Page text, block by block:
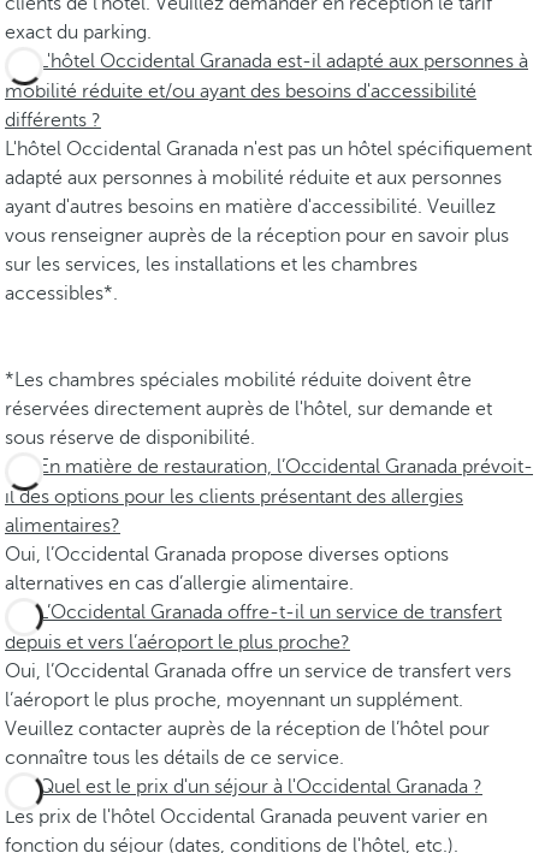
exact du parking.
L'hôtel Occidental Granada est-il adapté aux personnes à
mobilité réduite et/ou ayant des besoins d'accessibilité
différents ?
L'hôtel Occidental Granada n'est pas un hôtel spécifiquement
adapté aux personnes à mobilité réduite et aux personnes
ayant d'autres besoins en matière d'accessibilité. Veuillez
vous renseigner auprès de la réception pour en savoir plus
sur les services, les installations et les chambres
accessibles*.
*Les chambres spéciales mobilité réduite doivent être
réservées directement auprès de l'hôtel, sur demande et
sous réserve de disponibilité.
En matière de restauration, l’Occidental Granada prévoit-
il des options pour les clients présentant des allergies
alimentaires?
Oui, l’Occidental Granada propose diverses options
alternatives en cas d’allergie alimentaire.
L’Occidental Granada offre-t-il un service de transfert
depuis et vers l’aéroport le plus proche?
Oui, l’Occidental Granada offre un service de transfert vers
l’aéroport le plus proche, moyennant un supplément.
Veuillez contacter auprès de la réception de l’hôtel pour
connaître tous les détails de ce service.
Quel est le prix d'un séjour à l'Occidental Granada ?
Les prix de l'hôtel Occidental Granada peuvent varier en
fonction du séjour (dates, conditions de l'hôtel, etc.).